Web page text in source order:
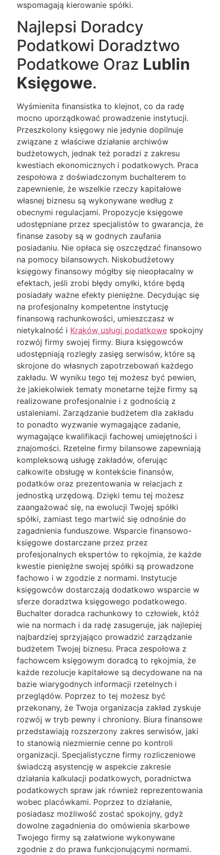
wspomagają kierowanie spółki.
Najlepsi Doradcy
Podatkowi Doradztwo
Podatkowe Oraz Lublin
Księgowe.
Wyśmienita finansistka to klejnot, co da radę
mocno uporządkować prowadzenie instytucji.
Przeszkolony księgowy nie jedynie dopilnuje
związane z właściwe działanie archiwów
budżetowych, jednak też poradzi z zakresu
kwestiach ekonomicznych i podatkowych. Praca
zespołowa z doświadczonym buchalterem to
zapewnienie, że wszelkie rzeczy kapitałowe
własnej biznesu są wykonywane według z
obecnymi regulacjami. Propozycje księgowe
udostępniane przez specjalistów to gwarancja, że
finanse zasoby są w godnych zaufania
posiadaniu. Nie opłaca się oszczędzać finansowo
na pomocy bilansowych. Niskobudżetowy
księgowy finansowy mógłby się nieopłacalny w
efektach, jeśli zrobi błędy omyłki, które będą
posiadały ważne efekty pieniężne. Decydując się
na profesjonalny kompetentne instytucję
finansową rachunkowości, umieszczasz w
nietykalność i Kraków usługi podatkowe spokojny
rozwój firmy swojej firmy. Biura księgowców
udostępniają rozległy zasięg serwisów, które są
skrojone do własnych zapotrzebowań każdego
zakładu. W wyniku tego tej możesz być pewien,
że jakiekolwiek tematy monetarne tejże firmy są
realizowane profesjonalnie i z godnością z
ustaleniami. Zarządzanie budżetem dla zakładu
to ponadto wyzwanie wymagające zadanie,
wymagające kwalifikacji fachowej umiejętności i
znajomości. Rzetelne firmy bilansowe zapewniają
kompleksową usługę zakładów, oferując
całkowite obsługę w kontekście finansów,
podatków oraz prezentowania w relacjach z
jednostką urzędową. Dzięki temu tej możesz
zaangażować się, na ewolucji Twojej spółki
spółki, zamiast tego martwić się odnośnie do
zagadnienia funduszowe. Wsparcie finansowo-
księgowe dostarczane przez przez
profesjonalnych ekspertów to rękojmia, że każde
kwestie pieniężne swojej spółki są prowadzone
fachowo i w zgodzie z normami. Instytucje
księgowców dostarczają dodatkowo wsparcie w
sferze doradztwa księgowego podatkowego.
Buchalter doradca rachunkowy to człowiek, któż
wie na normach i da radę zasugeruje, jak najlepiej
najbardziej sprzyjająco prowadzić zarządzanie
budżetem Twojej biznesu. Praca zespołowa z
fachowcem księgowym doradcą to rękojmia, że
każde rezolucje kapitałowe są decydowane na na
bazie wiarygodnych informacji rzetelnych i
przeglądów. Poprzez to tej możesz być
przekonany, że Twoja organizacja zakład zyskuje
rozwój w tryb pewny i chroniony. Biura finansowe
przedstawiają rozszerzony zakres serwisów, jaki
to stanowią niezmiernie cenne po kontroli
organizacji. Specjalistyczne firmy rozliczeniowe
świadczą asystencję w aspekcie zakresie
działania kalkulacji podatkowych, poradnictwa
podatkowych spraw jak również reprezentowania
wobec placówkami. Poprzez to działanie,
posiadasz możliwość zostać spokojny, gdyż
dowolne zagadnienia do omówienia skarbowe
Twojego firmy są załatwione wykonywane
zgodnie z do prawa funkcjonującymi normami.